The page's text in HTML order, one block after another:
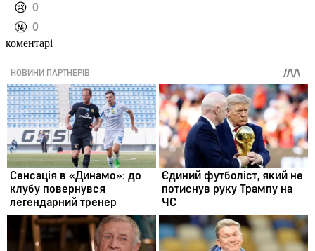
️😢 0
️🤬 0
коментарі